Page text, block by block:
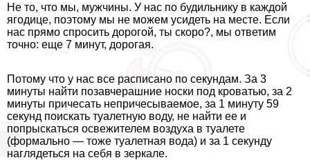
Не то, что мы, мужчины. У нас по будильнику в каждой
ягoдице, поэтому мы не можем усидеть на месте. Если
нас прямо спросить дорогой, ты скоро?, мы ответим
точно: еще 7 минут, дорогая.
Потому что у нас все расписано по секундам. За 3
минуты найти позавчерашние носки под кроватью, за 2
минуты причесать непричесываемое, за 1 минуту 59
секунд поискать туалетную воду, не найти ее и
попрыскаться освежителем воздуха в туалете
(формально — тоже туалетная вода) и за 1 секунду
наглядеться на себя в зеркале.